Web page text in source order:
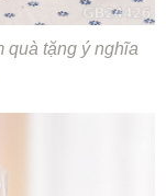
quà tặng ý nghĩa